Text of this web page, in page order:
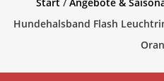
Hundehalsband Flash